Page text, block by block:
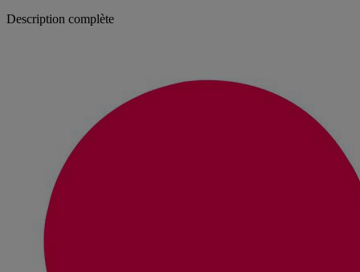
Description complète